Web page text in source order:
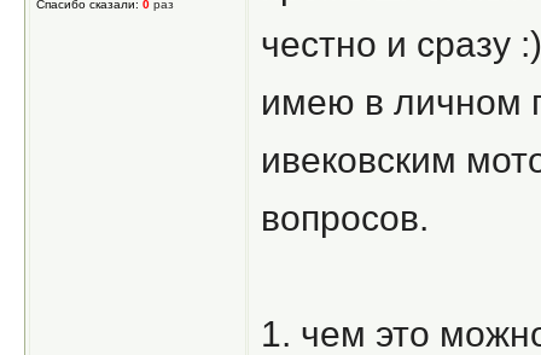
Спасибо сказали: 0раз
честно и сразу :)
имею в личном
ивековским
вопросов.
1. чем это